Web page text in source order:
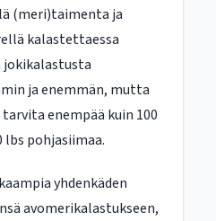
(meri)taimenta ja
kalastettaessa
ja enemmän, mutta
enempää kuin 100
lbs pohjasiimaa.
yhdenkäden
avomerikalastukseen,